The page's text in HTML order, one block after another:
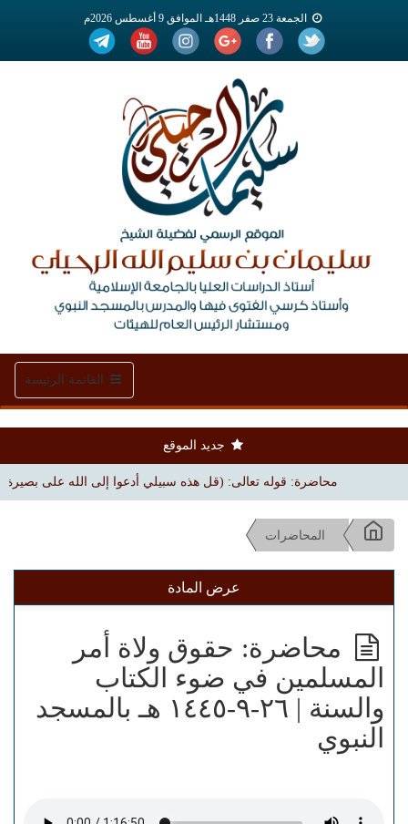
الجمعة 23 صفر 1448هـ الموافق 9 أغسطس 2026م
Toggle
navigation
القائمة الرئيسة
جديد الموقع
محاضرة: قوله تعالى: (قل هذه سبيلي أدعوا إلى الله على بصيرة) | بجامع
المحاضرات
عرض المادة
محاضرة: حقوق ولاة أمر
المسلمين في ضوء الكتاب
والسنة | ٢٦-٩-١٤٤٥ هـ بالمسجد
النبوي